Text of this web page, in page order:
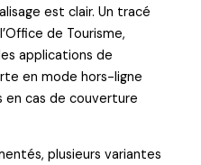
est clair. Un tracé
de Tourisme,
applications de
en mode hors-ligne
en cas de couverture
plusieurs variantes